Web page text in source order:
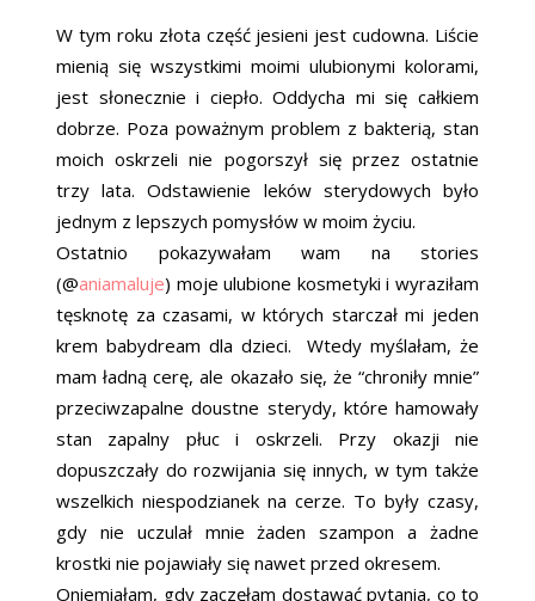
W tym roku złota część jesieni jest cudowna. Liście
mienią się wszystkimi moimi ulubionymi kolorami,
jest słonecznie i ciepło. Oddycha mi się całkiem
dobrze. Poza poważnym problem z bakterią, stan
moich oskrzeli nie pogorszył się przez ostatnie
trzy lata. Odstawienie leków sterydowych było
jednym z lepszych pomysłów w moim życiu.
Ostatnio pokazywałam wam na stories
(@aniamaluje) moje ulubione kosmetyki i wyraziłam
tęsknotę za czasami, w których starczał mi jeden
krem babydream dla dzieci. Wtedy myślałam, że
mam ładną cerę, ale okazało się, że “chroniły mnie”
przeciwzapalne doustne sterydy, które hamowały
stan zapalny płuc i oskrzeli. Przy okazji nie
dopuszczały do rozwijania się innych, w tym także
wszelkich niespodzianek na cerze. To były czasy,
gdy nie uczulał mnie żaden szampon a żadne
krostki nie pojawiały się nawet przed okresem.
Oniemiałam, gdy zaczęłam dostawać pytania, co to